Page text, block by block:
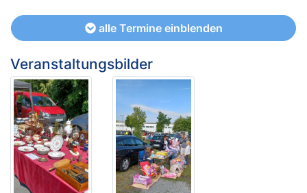
alle Termine einblenden
Veranstaltungsbilder